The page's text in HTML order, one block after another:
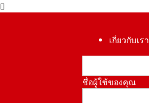
เกี่ยวกับเรา
ชื่อผู้ใช้ของคุณ